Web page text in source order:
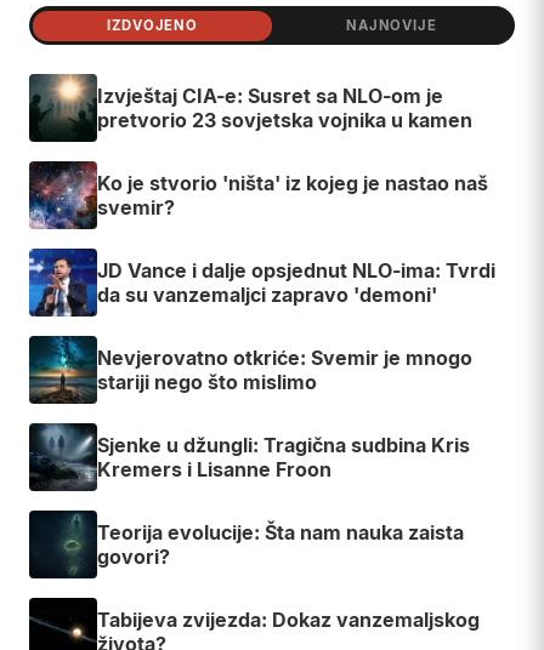
IZDVOJENO NAJNOVIJE
Izvještaj CIA-e: Susret sa NLO-om je
pretvorio 23 sovjetska vojnika u kamen
Ko je stvorio 'ništa' iz kojeg je nastao naš
svemir?
JD Vance i dalje opsjednut NLO-ima: Tvrdi
da su vanzemaljci zapravo 'demoni'
Nevjerovatno otkriće: Svemir je mnogo
stariji nego što mislimo
Sjenke u džungli: Tragična sudbina Kris
Kremers i Lisanne Froon
Teorija evolucije: Šta nam nauka zaista
govori?
Tabijeva zvijezda: Dokaz vanzemaljskog
života?